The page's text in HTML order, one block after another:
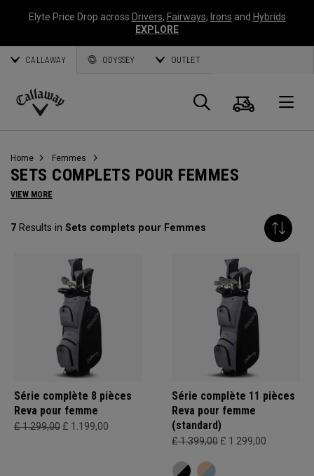
Elyte Price Drop across Drivers, Fairways, Irons and Hybrids
EXPLORE
CALLAWAY ODYSSEY OUTLET
Callaway
Panier
Home Femmes
SETS COMPLETS POUR FEMMES
VIEW MORE
7 Results in Sets complets pour Femmes
Série complète 8 pièces
Reva pour femme
£ 1.299,00 £ 1.199,00
Série complète 11 pièces
Reva pour femme
(standard)
£ 1.399,00 £ 1.299,00